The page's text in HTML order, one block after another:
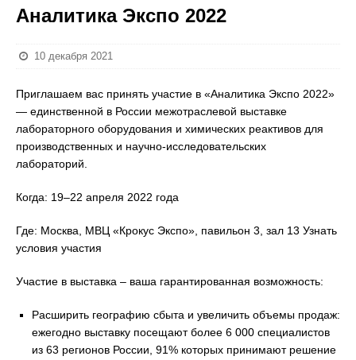
Аналитика Экспо 2022
10 декабря 2021
Приглашаем вас принять участие в «Аналитика Экспо 2022»
— единственной в России межотраслевой выставке
лабораторного оборудования и химических реактивов для
производственных и научно-исследовательских
лабораторий.
Когда: 19–22 апреля 2022 года
Где: Москва, МВЦ «Крокус Экспо», павильон 3, зал 13 Узнать
условия участия
Участие в выставка – ваша гарантированная возможность:
Расширить географию сбыта и увеличить объемы продаж:
ежегодно выставку посещают более 6 000 специалистов
из 63 регионов России, 91% которых принимают решение